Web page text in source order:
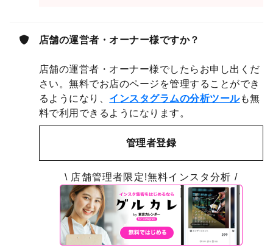
店舗の運営者・オーナー様ですか？
店舗の運営者・オーナー様でしたらお申し出くだ
さい。無料でお店のページを管理することができ
るようになり、 インスタグラムの分析ツールも無
料で利用できるようになります。
管理者登録
\ 店舗管理者限定!無料インスタ分析 /